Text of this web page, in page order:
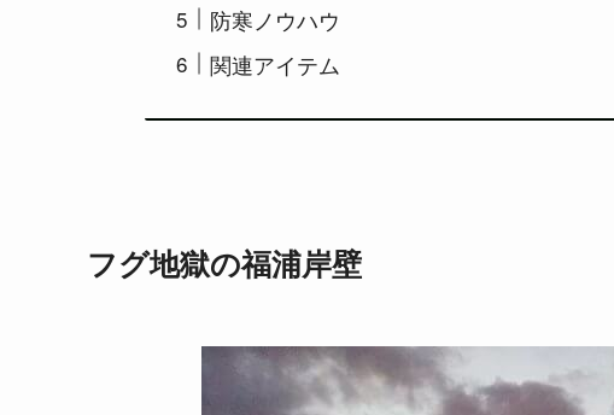
防寒ノウハウ
関連アイテム
フグ地獄の福浦岸壁